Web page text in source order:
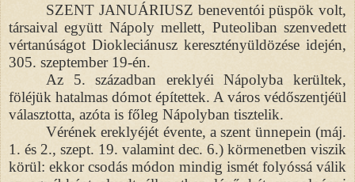
SZENT JANUÁRIUSZ beneventói püspök volt,
társaival együtt Nápoly mellett, Puteoliban szenvedett
vértanúságot Diokleciánusz keresztényüldözése idején,
305. szeptember 19-én.
Az 5. században ereklyéi Nápolyba kerültek,
föléjük hatalmas dómot építettek. A város védőszentjéül
választotta, azóta is főleg Nápolyban tisztelik.
Vérének ereklyéjét évente, a szent ünnepein (máj.
1. és 2., szept. 19. valamint dec. 6.) körmenetben viszik
körül: ekkor csodás módon mindig ismét folyóssá válik